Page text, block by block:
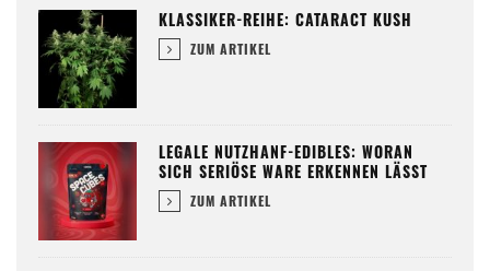
KLASSIKER-REIHE: CATARACT KUSH
ZUM ARTIKEL
LEGALE NUTZHANF-EDIBLES: WORAN
SICH SERIÖSE WARE ERKENNEN LÄSST
ZUM ARTIKEL